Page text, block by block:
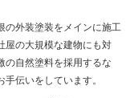
の外装塗装をメインに施工
屋の大規模な建物にも対
の自然塗料を採用するな
伝いをしています。